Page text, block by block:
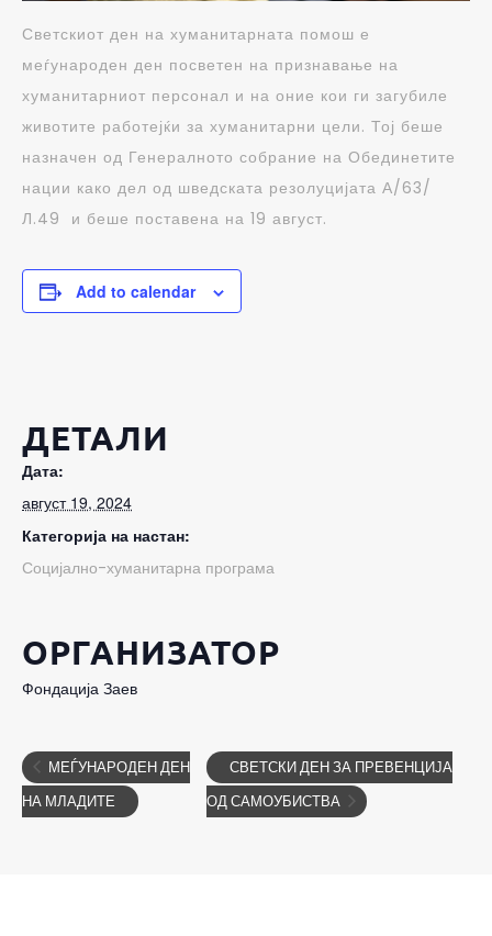
Светскиот ден на хуманитарната помош е
меѓународен ден посветен на признавање на
хуманитарниот персонал и на оние кои ги загубиле
животите работејќи за хуманитарни цели. Тој беше
назначен од Генералното собрание на Обединетите
нации како дел од шведската резолуцијата А/63/
Л.49 и беше поставена на 19 август.
Add to calendar
ДЕТАЛИ
Дата:
август 19, 2024
Категорија на настан:
Социјално-хуманитарна програма
ОРГАНИЗАТОР
Фондација Заев
МЕЃУНАРОДЕН ДЕН
НА МЛАДИТЕ
СВЕТСКИ ДЕН ЗА ПРЕВЕНЦИЈА
ОД САМОУБИСТВА